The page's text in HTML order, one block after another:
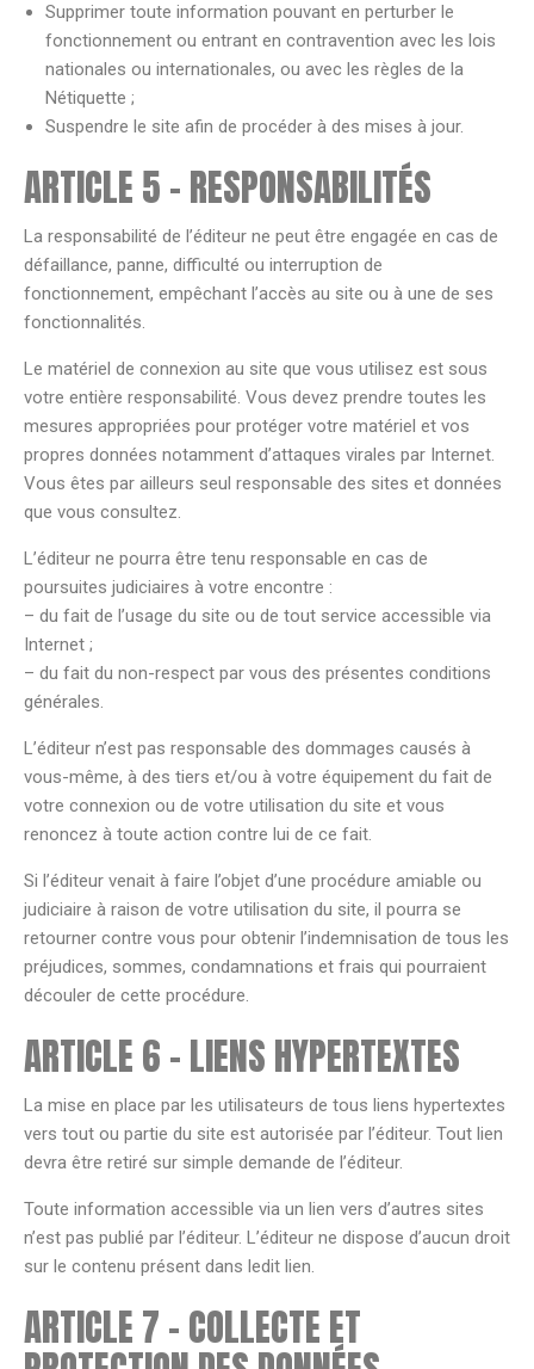
Supprimer toute information pouvant en perturber le
fonctionnement ou entrant en contravention avec les lois
nationales ou internationales, ou avec les règles de la
Nétiquette ;
Suspendre le site afin de procéder à des mises à jour.
ARTICLE 5 – RESPONSABILITÉS
La responsabilité de l’éditeur ne peut être engagée en cas de
défaillance, panne, difficulté ou interruption de
fonctionnement, empêchant l’accès au site ou à une de ses
fonctionnalités.
Le matériel de connexion au site que vous utilisez est sous
votre entière responsabilité. Vous devez prendre toutes les
mesures appropriées pour protéger votre matériel et vos
propres données notamment d’attaques virales par Internet.
Vous êtes par ailleurs seul responsable des sites et données
que vous consultez.
L’éditeur ne pourra être tenu responsable en cas de
poursuites judiciaires à votre encontre :
– du fait de l’usage du site ou de tout service accessible via
Internet ;
– du fait du non-respect par vous des présentes conditions
générales.
L’éditeur n’est pas responsable des dommages causés à
vous-même, à des tiers et/ou à votre équipement du fait de
votre connexion ou de votre utilisation du site et vous
renoncez à toute action contre lui de ce fait.
Si l’éditeur venait à faire l’objet d’une procédure amiable ou
judiciaire à raison de votre utilisation du site, il pourra se
retourner contre vous pour obtenir l’indemnisation de tous les
préjudices, sommes, condamnations et frais qui pourraient
découler de cette procédure.
ARTICLE 6 – LIENS HYPERTEXTES
La mise en place par les utilisateurs de tous liens hypertextes
vers tout ou partie du site est autorisée par l’éditeur. Tout lien
devra être retiré sur simple demande de l’éditeur.
Toute information accessible via un lien vers d’autres sites
n’est pas publié par l’éditeur. L’éditeur ne dispose d’aucun droit
sur le contenu présent dans ledit lien.
ARTICLE 7 – COLLECTE ET